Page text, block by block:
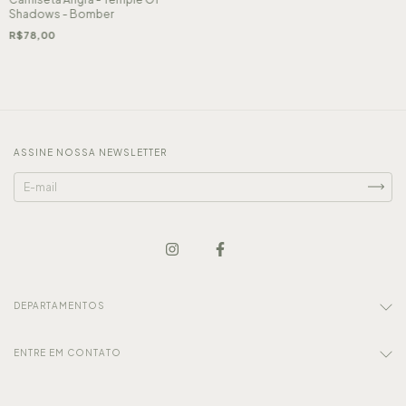
Shadows - Bomber
R$78,00
ASSINE NOSSA NEWSLETTER
DEPARTAMENTOS
ENTRE EM CONTATO